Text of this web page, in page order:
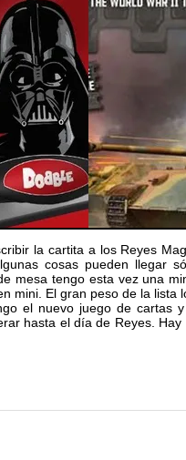
la cartita a los Reyes
cosas pueden llegar
mesa tengo esta vez una
mini. El gran peso de la lista
el nuevo juego de cartas
hasta el día de Reyes.